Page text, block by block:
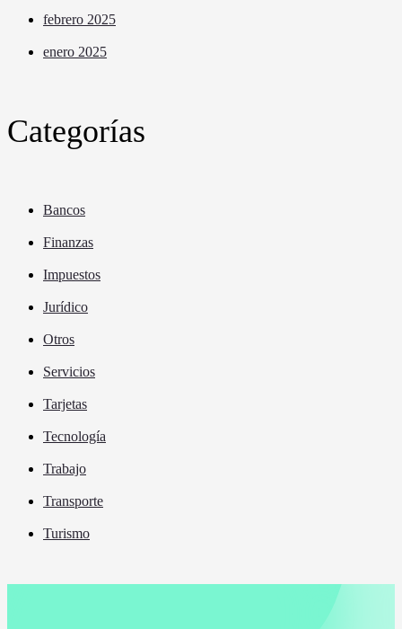
febrero 2025
enero 2025
Categorías
Bancos
Finanzas
Impuestos
Jurídico
Otros
Servicios
Tarjetas
Tecnología
Trabajo
Transporte
Turismo